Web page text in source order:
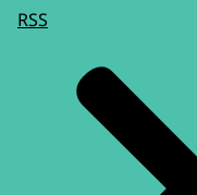
RSS